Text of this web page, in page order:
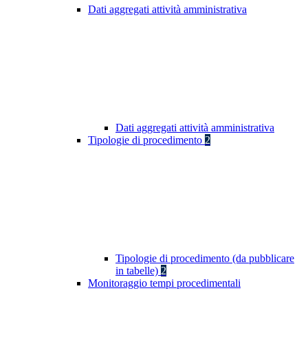
Dati aggregati attività amministrativa
Dati aggregati attività amministrativa
Tipologie di procedimento 2
Tipologie di procedimento (da pubblicare
in tabelle) 2
Monitoraggio tempi procedimentali